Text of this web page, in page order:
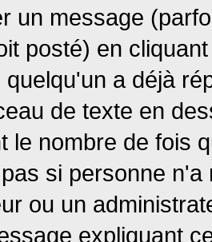
un message
posté) en
quelqu'un a déjà
de texte en
le nombre de fois
si personne
ou un
expliquant